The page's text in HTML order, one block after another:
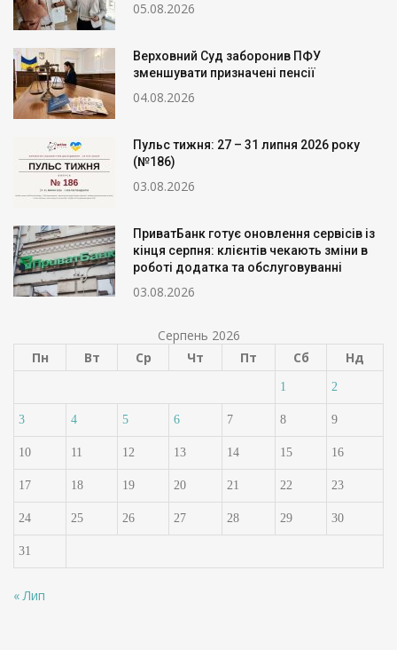
05.08.2026
Верховний Суд заборонив ПФУ
зменшувати призначені пенсії
04.08.2026
Пульс тижня: 27 – 31 липня 2026 року
(№186)
03.08.2026
ПриватБанк готує оновлення сервісів із
кінця серпня: клієнтів чекають зміни в
роботі додатка та обслуговуванні
03.08.2026
Серпень 2026
Пн
Вт Ср Чт Пт Сб Нд
1 2
3 4 5 6 7 8 9
10 11 12 13 14 15 16
17 18 19 20 21 22 23
24 25 26 27 28 29 30
31
« Лип